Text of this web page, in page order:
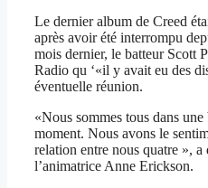
Le dernier album de Creed
après avoir été interrompu
mois dernier, le batteur Scott
Radio qu ‘«il y avait eu des
éventuelle réunion.
«Nous sommes tous dans
moment. Nous avons le
relation entre nous quatre », a
l’animatrice Anne Erickson.